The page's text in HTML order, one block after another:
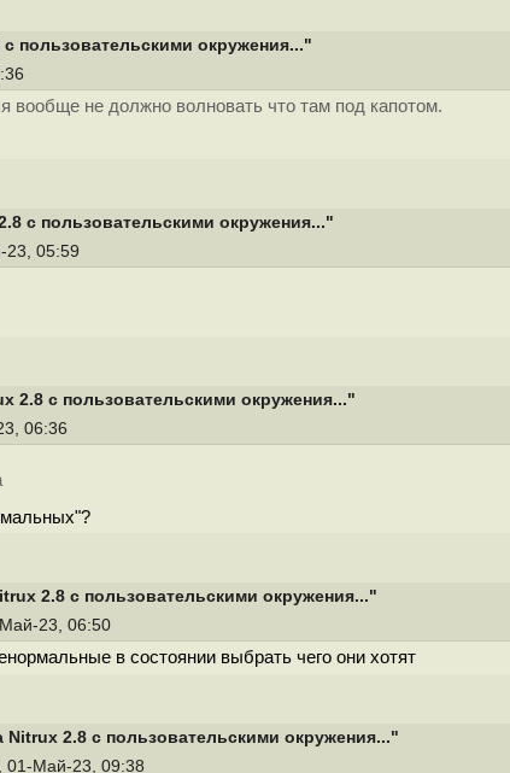
пользовательскими окружения..."
вообще не должно волновать что там под капотом.
с пользовательскими окружения..."
23, 05:59
2.8 с пользовательскими окружения..."
06:36
2.8 с пользовательскими окружения..."
23, 06:50
в состоянии выбрать чего они хотят
2.8 с пользовательскими окружения..."
01-Май-23, 09:38